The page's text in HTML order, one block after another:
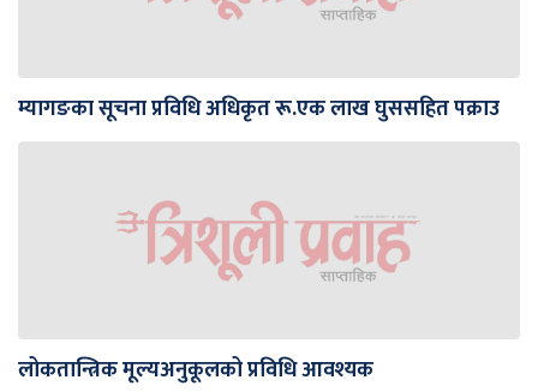
म्यागङका सूचना प्रविधि अधिकृत रू.एक लाख घुससहित पक्राउ
लोकतान्त्रिक मूल्यअनुकूलको प्रविधि आवश्यक